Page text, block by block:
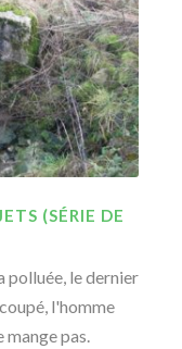
(SÉRIE DE
polluée, le dernier
l'homme
pas.